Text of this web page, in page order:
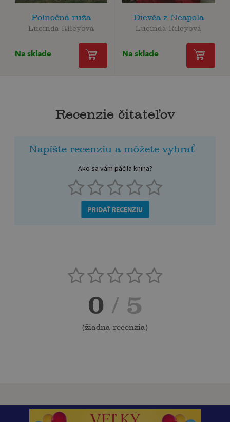
Polnočná ruža
Lucinda Rileyová
Na sklade
Dievča z Neapola
Lucinda Rileyová
Na sklade
Recenzie čitateľov
Napíšte recenziu a môžete vyhrať
Ako sa vám páčila kniha?
PRIDAŤ RECENZIU
0 / 5
(žiadna recenzia)